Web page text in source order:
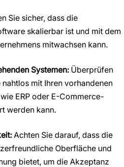
Sie sicher, dass die
skalierbar ist und mit dem
mitwachsen kann.
Systemen: Überprüfen
mit Ihren vorhandenen
ERP oder E-Commerce-
werden kann.
Achten Sie darauf, dass die
Oberfläche und
bietet, um die Akzeptanz